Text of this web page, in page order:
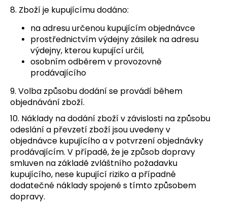
8. Zboží je kupujícímu dodáno:
na adresu určenou kupujícím objednávce
prostřednictvím výdejny zásilek na adresu
výdejny, kterou kupující určil,
osobním odběrem v provozovně
prodávajícího
9. Volba způsobu dodání se provádí během
objednávání zboží.
10. Náklady na dodání zboží v závislosti na způsobu
odeslání a převzetí zboží jsou uvedeny v
objednávce kupujícího a v potvrzení objednávky
prodávajícím. V případě, že je způsob dopravy
smluven na základě zvláštního požadavku
kupujícího, nese kupující riziko a případné
dodatečné náklady spojené s tímto způsobem
dopravy.